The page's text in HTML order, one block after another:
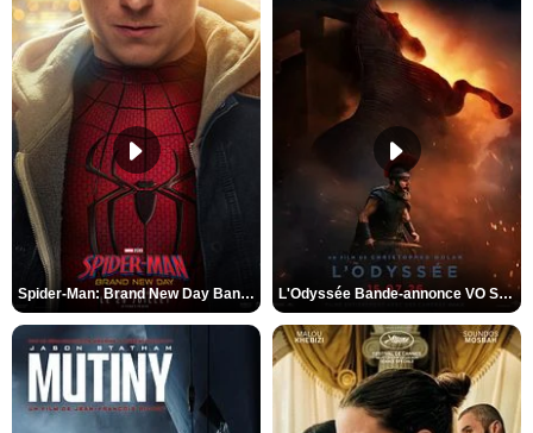
Spider-Man: Brand New Day Bande-annonce VO STFR L'Odyssée Bande-annonce VO STFR